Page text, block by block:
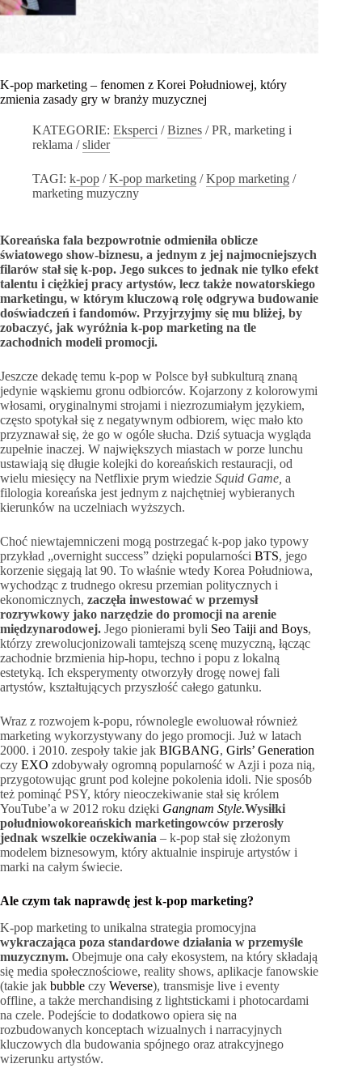
K-pop marketing – fenomen z Korei Południowej, który
zmienia zasady gry w branży muzycznej
KATEGORIE: Eksperci /Biznes /PR, marketing i
reklama /slider
TAGI: k-pop /K-pop marketing /Kpop marketing /
marketing muzyczny
Koreańska fala bezpowrotnie odmieniła oblicze
światowego show-biznesu, a jednym z jej najmocniejszych
filarów stał się k-pop. Jego sukces to jednak nie tylko efekt
talentu i ciężkiej pracy artystów, lecz także nowatorskiego
marketingu, w którym kluczową rolę odgrywa budowanie
doświadczeń i fandomów. Przyjrzyjmy się mu bliżej, by
zobaczyć, jak wyróżnia k-pop marketing na tle
zachodnich modeli promocji.
Jeszcze dekadę temu k-pop w Polsce był subkulturą znaną
jedynie wąskiemu gronu odbiorców. Kojarzony z kolorowymi
włosami, oryginalnymi strojami i niezrozumiałym językiem,
często spotykał się z negatywnym odbiorem, więc mało kto
przyznawał się, że go w ogóle słucha. Dziś sytuacja wygląda
zupełnie inaczej. W największych miastach w porze lunchu
ustawiają się długie kolejki do koreańskich restauracji, od
wielu miesięcy na Netflixie prym wiedzie Squid Game, a
filologia koreańska jest jednym z najchętniej wybieranych
kierunków na uczelniach wyższych.
Choć niewtajemniczeni mogą postrzegać k-pop jako typowy
przykład „overnight success” dzięki popularności BTS, jego
korzenie sięgają lat 90. To właśnie wtedy Korea Południowa,
wychodząc z trudnego okresu przemian politycznych i
ekonomicznych, zaczęła inwestować w przemysł
rozrywkowy jako narzędzie do promocji na arenie
międzynarodowej. Jego pionierami byli Seo Taiji and Boys,
którzy zrewolucjonizowali tamtejszą scenę muzyczną, łącząc
zachodnie brzmienia hip-hopu, techno i popu z lokalną
estetyką. Ich eksperymenty otworzyły drogę nowej fali
artystów, kształtujących przyszłość całego gatunku.
Wraz z rozwojem k-popu, równolegle ewoluował również
marketing wykorzystywany do jego promocji. Już w latach
2000. i 2010. zespoły takie jak BIGBANG, Girls’ Generation
czy EXO zdobywały ogromną popularność w Azji i poza nią,
przygotowując grunt pod kolejne pokolenia idoli. Nie sposób
też pominąć PSY, który nieoczekiwanie stał się królem
YouTube’a w 2012 roku dzięki Gangnam Style.Wysiłki
południowokoreańskich marketingowców przerosły
jednak wszelkie oczekiwania – k-pop stał się złożonym
modelem biznesowym, który aktualnie inspiruje artystów i
marki na całym świecie.
Ale czym tak naprawdę jest k-pop marketing?
K-pop marketing to unikalna strategia promocyjna
wykraczająca poza standardowe działania w przemyśle
muzycznym. Obejmuje ona cały ekosystem, na który składają
się media społecznościowe, reality shows, aplikacje fanowskie
(takie jak bubble czy Weverse), transmisje live i eventy
offline, a także merchandising z lightstickami i photocardami
na czele. Podejście to dodatkowo opiera się na
rozbudowanych konceptach wizualnych i narracyjnych
kluczowych dla budowania spójnego oraz atrakcyjnego
wizerunku artystów.